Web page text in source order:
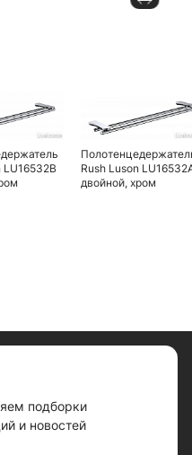
LU16532B
Rush Luson
двойной, хром
подборки
и новостей